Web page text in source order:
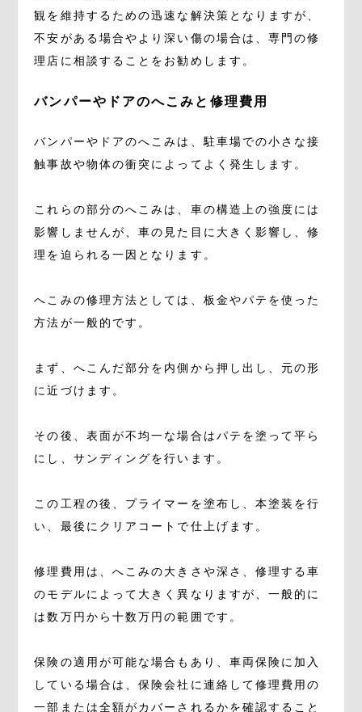
観を維持するための迅速な解決策となりますが、
不安がある場合やより深い傷の場合は、専門の修
理店に相談することをお勧めします。
バンパーやドアのへこみと修理費用
バンパーやドアのへこみは、駐車場での小さな接
触事故や物体の衝突によってよく発生します。
これらの部分のへこみは、車の構造上の強度には
影響しませんが、車の見た目に大きく影響し、修
理を迫られる一因となります。
へこみの修理方法としては、板金やパテを使った
方法が一般的です。
まず、へこんだ部分を内側から押し出し、元の形
に近づけます。
その後、表面が不均一な場合はパテを塗って平ら
にし、サンディングを行います。
この工程の後、プライマーを塗布し、本塗装を行
い、最後にクリアコートで仕上げます。
修理費用は、へこみの大きさや深さ、修理する車
のモデルによって大きく異なりますが、一般的に
は数万円から十数万円の範囲です。
保険の適用が可能な場合もあり、車両保険に加入
している場合は、保険会社に連絡して修理費用の
一部または全額がカバーされるかを確認すること